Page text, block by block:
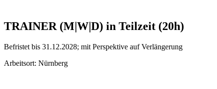
TRAINER (M|W|D) in Teilzeit (20h)
Befristet bis 31.12.2028; mit Perspektive auf Verlängerung
Arbeitsort: Nürnberg